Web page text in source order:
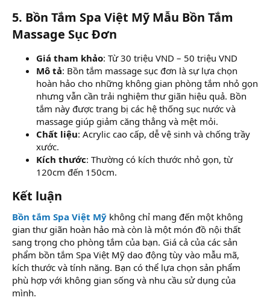
5. Bồn Tắm Spa Việt Mỹ Mẫu Bồn Tắm
Massage Sục Đơn
Giá tham khảo: Từ 30 triệu VND – 50 triệu VND
Mô tả: Bồn tắm massage sục đơn là sự lựa chọn
hoàn hảo cho những không gian phòng tắm nhỏ gọn
nhưng vẫn cần trải nghiệm thư giãn hiệu quả. Bồn
tắm này được trang bị các hệ thống sục nước và
massage giúp giảm căng thẳng và mệt mỏi.
Chất liệu: Acrylic cao cấp, dễ vệ sinh và chống trầy
xước.
Kích thước: Thường có kích thước nhỏ gọn, từ
120cm đến 150cm.
Kết luận
Bồn tắm Spa Việt Mỹ không chỉ mang đến một không
gian thư giãn hoàn hảo mà còn là một món đồ nội thất
sang trọng cho phòng tắm của bạn. Giá cả của các sản
phẩm bồn tắm Spa Việt Mỹ dao động tùy vào mẫu mã,
kích thước và tính năng. Bạn có thể lựa chọn sản phẩm
phù hợp với không gian sống và nhu cầu sử dụng của
mình.